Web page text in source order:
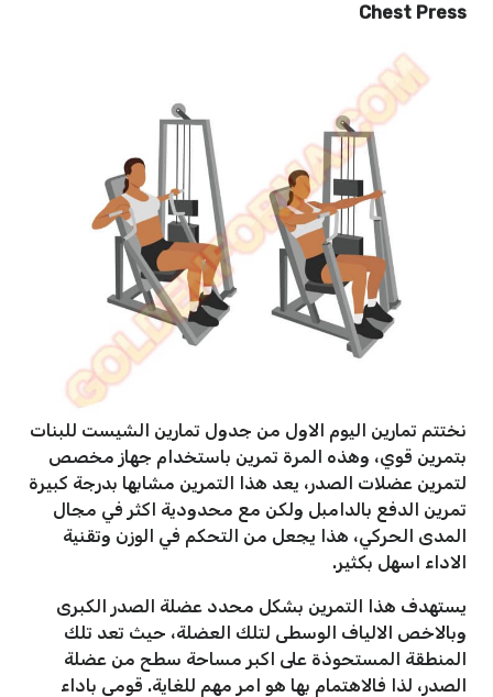
Chest Press
نختتم تمارين اليوم الاول من جدول تمارين الشيست للبنات
بتمرين قوي، وهذه المرة تمرين باستخدام جهاز مخصص
لتمرين عضلات الصدر، يعد هذا التمرين مشابها بدرجة كبيرة
تمرين الدفع بالدامبل ولكن مع محدودية اكثر في مجال
المدى الحركي، هذا يجعل من التحكم في الوزن وتقنية
الاداء اسهل بكثير.
يستهدف هذا التمرين بشكل محدد عضلة الصدر الكبرى
وبالاخص الالياف الوسطى لتلك العضلة، حيث تعد تلك
المنطقة المستحوذة على اكبر مساحة سطح من عضلة
الصدر، لذا فالاهتمام بها هو امر مهم للغاية. قومي باداء